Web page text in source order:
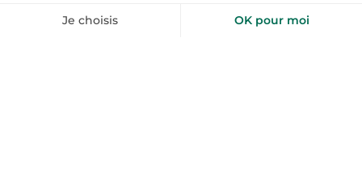
montagneux, offrant fraîcheur et calme.